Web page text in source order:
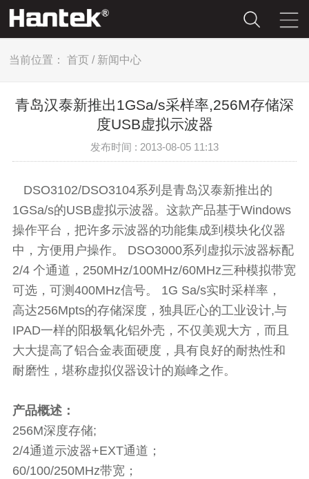
当前位置： 首页 / 新闻中心
青岛汉泰新推出1GSa/s采样率,256M存储深
度USB虚拟示波器
发布时间 : 2013-08-05 11:13
DSO3102/DSO3104系列是青岛汉泰新推出的
1GSa/s的USB虚拟示波器。这款产品基于Windows
操作平台，把许多示波器的功能集成到模块化仪器
中，方便用户操作。
DSO3000系列虚拟示波器标配
2/4个通道， 250MHz/100MHz/60MHz三种模拟带宽
可选，可测400MHz信号。 1G Sa/s实时采样率，
高达256Mpts的存储深度，独具匠心的工业设计,与
IPAD一样的阳极氧化铝外壳，不仅美观大方，而且
大大提高了铝合金表面硬度，具有良好的耐热性和
耐磨性，堪称虚拟仪器设计的巅峰之作。
产品概述：
256M深度存储;
2/4通道示波器+EXT通道；
60/100/250MHz带宽；